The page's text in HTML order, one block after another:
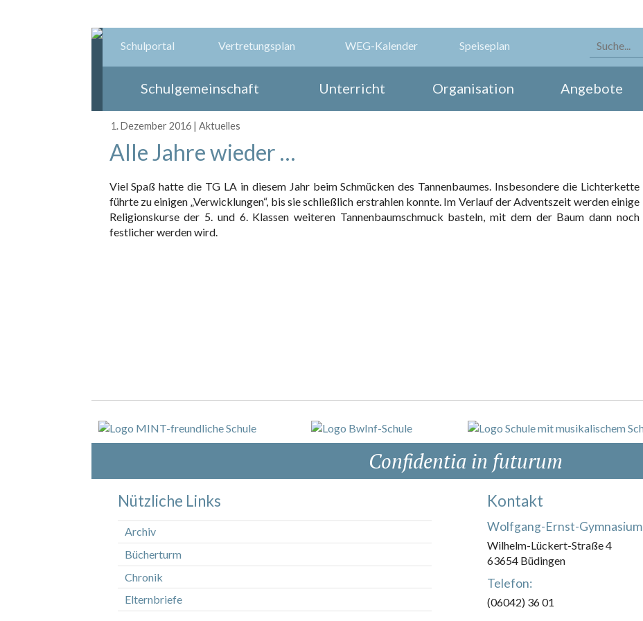
Schulportal Vertretungsplan WEG-Kalender Speiseplan
Schulgemeinschaft Unterricht Organisation Angebote
1. Dezember 2016 |Aktuelles
Alle Jahre wieder …
Viel Spaß hatte die TG LA in diesem Jahr beim Schmücken des Tannenbaumes. Insbesondere die Lichterkette
führte zu einigen „Verwicklungen“, bis sie schließlich erstrahlen konnte. Im Verlauf der Adventszeit werden einige
Religionskurse der 5. und 6. Klassen weiteren Tannenbaumschmuck basteln, mit dem der Baum dann noch
festlicher werden wird.
Confidentia in futurum
Nützliche Links
Archiv
Bücherturm
Chronik
Elternbriefe
Kontakt
Wolfgang-Ernst-Gymnasium
Wilhelm-Lückert-Straße 4
63654 Büdingen
Telefon:
(06042) 36 01